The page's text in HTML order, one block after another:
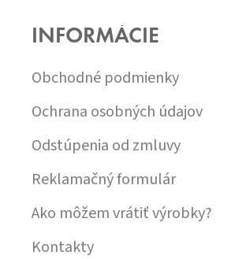
INFORMÁCIE
Obchodné podmienky
Ochrana osobných údajov
Odstúpenia od zmluvy
Reklamačný formulár
Ako môžem vrátiť výrobky?
Kontakty